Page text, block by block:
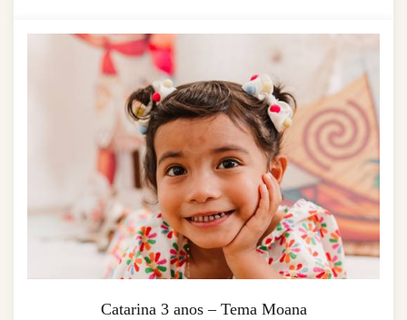
Catarina 3 anos – Tema Moana